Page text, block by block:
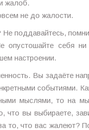
жалоб.
не до жалости.
поддавайтесь,
опустошайте себя ни
настроении.
Вы задаёте
событиями.
мыслями, то на
что вы выбираете,
то, что вас жалеют?